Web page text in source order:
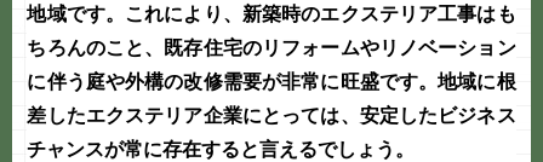
地域です。これにより、新築時のエクステリア工事はも
ちろんのこと、既存住宅のリフォームやリノベーション
に伴う庭や外構の改修需要が非常に旺盛です。地域に根
差したエクステリア企業にとっては、安定したビジネス
チャンスが常に存在すると言えるでしょう。